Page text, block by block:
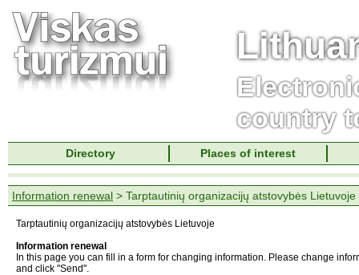
country
Directory Places of interest
Information renewal > Tarptautinių organizacijų atstovybės Lietuvoje
Tarptautinių organizacijų atstovybės Lietuvoje
Information renewal
In this page you can fill in a form for changing information. Please change
and click "Send".